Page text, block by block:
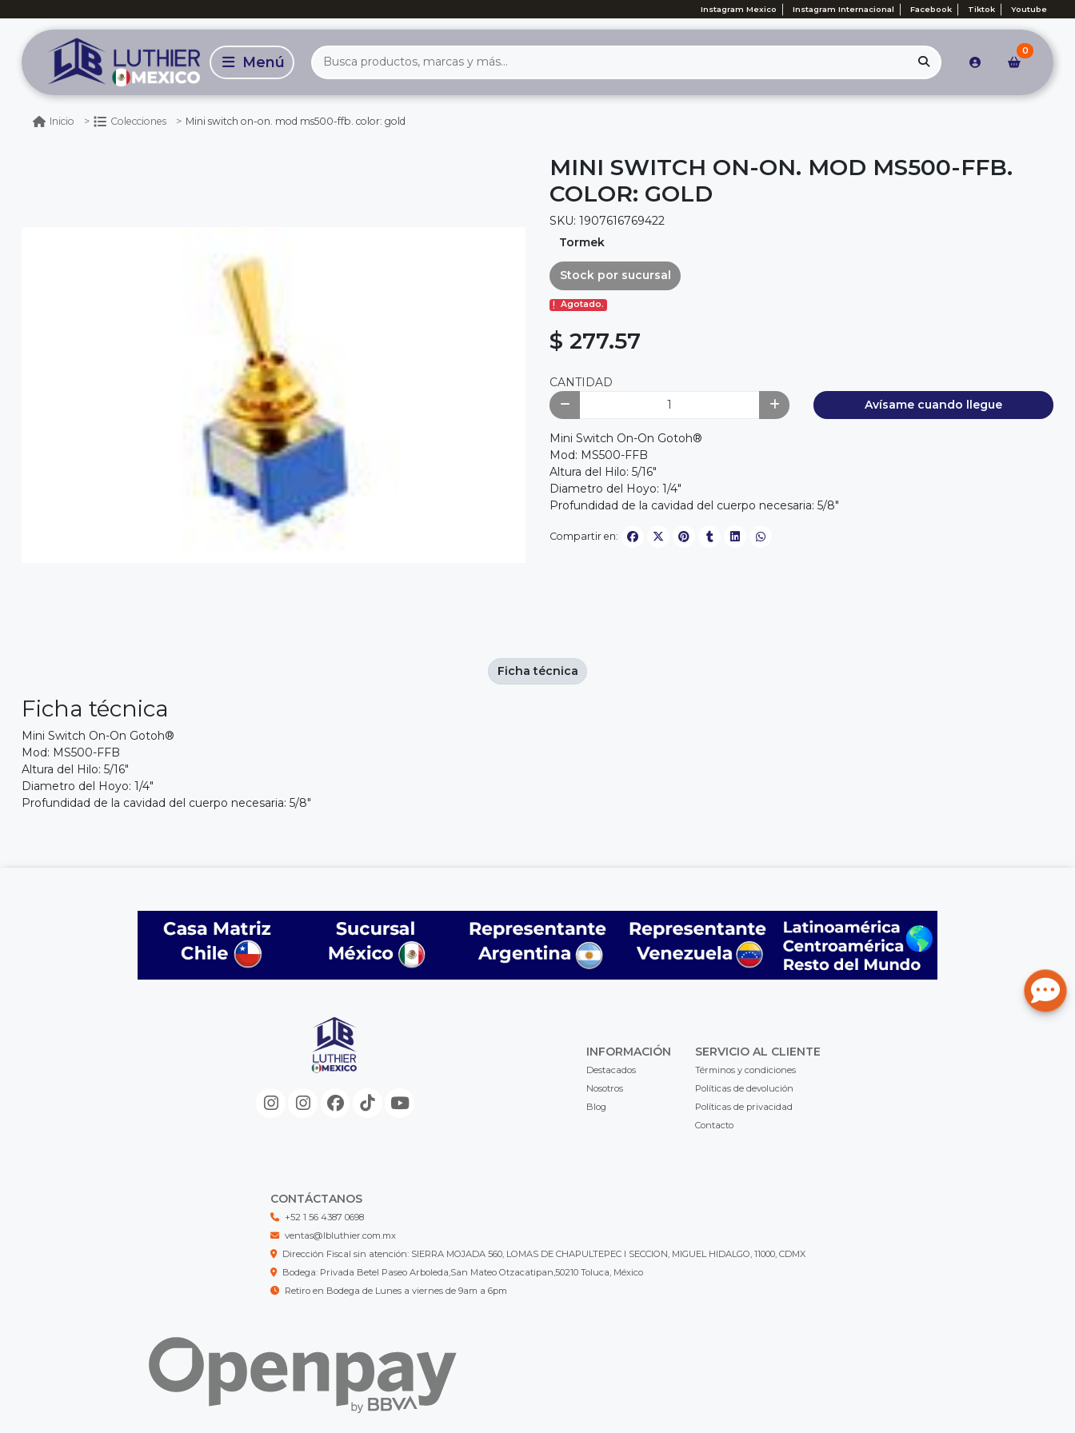
Instagram Mexico Instagram Internacional Facebook Tiktok Youtube
0
Inicio Colecciones Mini switch on-on. mod ms500-ffb. color: gold
MINI SWITCH ON-ON. MOD MS500-FFB.
COLOR: GOLD
SKU: 1907616769422
Tormek
Stock por sucursal
Agotado.
$ 277.57
CANTIDAD
Avísame cuando llegue
Mini Switch On-On Gotoh®
Mod: MS500-FFB
Altura del Hilo: 5/16"
Diametro del Hoyo: 1/4"
Profundidad de la cavidad del cuerpo necesaria: 5/8"
Compartir en:
Ficha técnica
Mini Switch On-On Gotoh®
Mod: MS500-FFB
Altura del Hilo: 5/16"
Diametro del Hoyo: 1/4"
Profundidad de la cavidad del cuerpo necesaria: 5/8"
Ficha técnica
INFORMACIÓN
Destacados
Nosotros
Blog
SERVICIO AL CLIENTE
Términos y condiciones
Políticas de devolución
Políticas de privacidad
Contacto
CONTÁCTANOS
+52 1 56 4387 0698
ventas@lbluthier.com.mx
Dirección Fiscal sin atención: SIERRA MOJADA 560, LOMAS DE CHAPULTEPEC I SECCION, MIGUEL HIDALGO, 11000, CDMX
Bodega: Privada Betel Paseo Arboleda,San Mateo Otzacatipan,50210 Toluca, México
Retiro en Bodega de Lunes a viernes de 9am a 6pm